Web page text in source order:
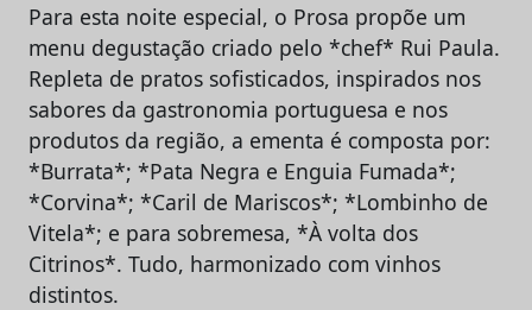
Para esta noite especial, o Prosa propõe um
menu degustação criado pelo *chef* Rui Paula.
Repleta de pratos sofisticados, inspirados nos
sabores da gastronomia portuguesa e nos
produtos da região, a ementa é composta por:
*Burrata*; *Pata Negra e Enguia Fumada*;
*Corvina*; *Caril de Mariscos*; *Lombinho de
Vitela*; e para sobremesa, *À volta dos
Citrinos*. Tudo, harmonizado com vinhos
distintos.